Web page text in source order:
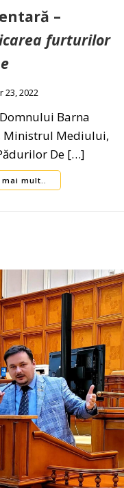
–
furturilor
23, 2022
Barna
Ministrul Mediului,
De […]
mai mult..